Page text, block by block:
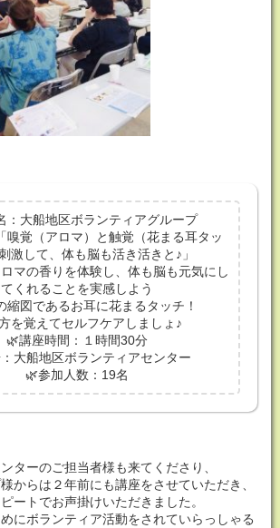
：大船地区ボランティアグループ
嗅覚（アロマ）と触覚（花まる耳タッ
激して、体も脳も活き活きと♪」
マの香りを体験し、体も脳も元気にし
てくれることを実感しよう
縮図であるお耳に花まるタッチ！
を覚えてセルフケアしましょ♪
🌿講座時間：１時間30分
大船地区ボランティアセンター
🌿参加人数：19名
ターのご担当者様も来てくださり、
からは２年前にも講座をさせていただき、
ートでお声掛けいただきました。
にボランティア活動をされていらっしゃる